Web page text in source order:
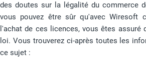
des doutes sur la légalité du commerce
vous pouvez être sûr qu'avec Wiresoft
l'achat de ces licences, vous êtes assuré
loi. Vous trouverez ci-après toutes les
ce sujet :